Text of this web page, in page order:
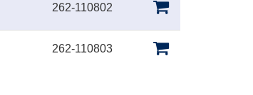
262-110802
262-110803